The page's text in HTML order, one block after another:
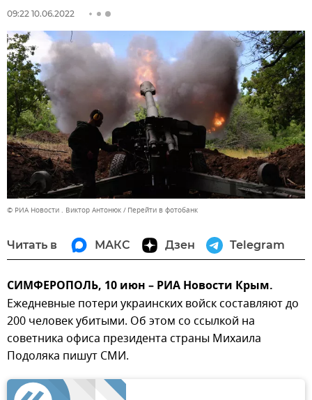
09:22 10.06.2022
© РИА Новости . Виктор Антонюк Перейти в фотобанк
Читать в МАКС Дзен Telegram
СИМФЕРОПОЛЬ, 10 июн – РИА Новости Крым.
Ежедневные потери украинских войск составляют до
200 человек убитыми. Об этом со ссылкой на
советника офиса президента страны Михаила
Подоляка пишут СМИ.